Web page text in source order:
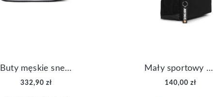
Buty męskie sneakersy Jordan Access AR3762-006
332,90 zł
Mały sportowy plecak plecaczek Nike Brasilia JDI DR6091-017
140,00 zł